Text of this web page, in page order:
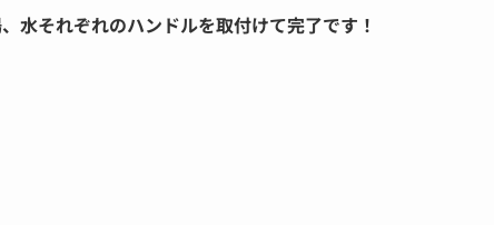
水それぞれのハンドルを取付けて完了です！